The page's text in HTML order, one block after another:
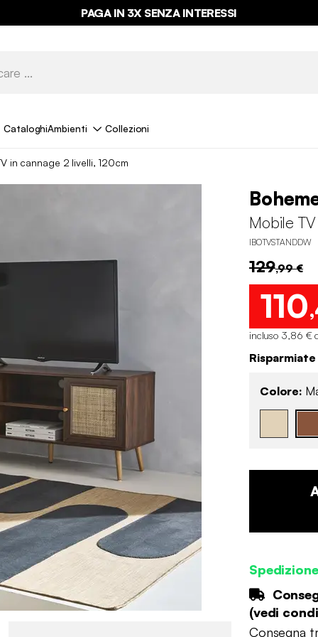
PAGA IN 3X SENZA INTERESSI
CataloghiAmbienti Collezioni
in cannage 2 livelli, 120cm
Mobile
IBOTVSTANDDW
129,99 €
110
incluso 3,86 €
Colore:
(vedi
Consegna